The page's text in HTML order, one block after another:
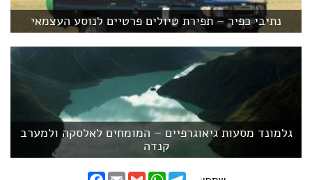
נתיבי כפיר – תפירת טיולים פרטיים לנוסע העצמאי
גלמונד מסעות גיאוגרפיים – המומחים לאלסקה ולמערב
קנדה
F
E
G
W
T